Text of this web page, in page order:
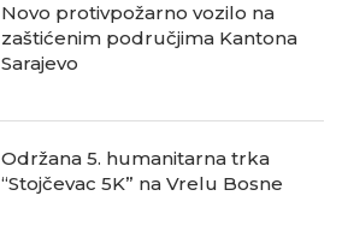
Novo protivpožarno vozilo na
zaštićenim područjima Kantona
Sarajevo
Održana 5. humanitarna trka
“Stojčevac 5K” na Vrelu Bosne